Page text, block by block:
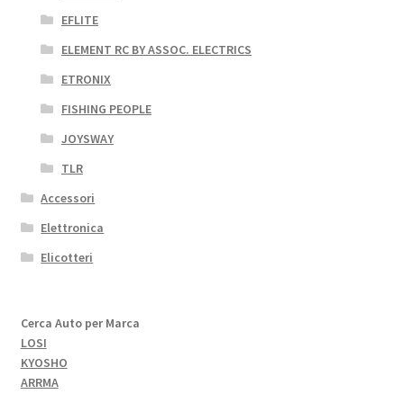
EFLITE
ELEMENT RC BY ASSOC. ELECTRICS
ETRONIX
FISHING PEOPLE
JOYSWAY
TLR
Accessori
Elettronica
Elicotteri
Cerca Auto per Marca
LOSI
KYOSHO
ARRMA